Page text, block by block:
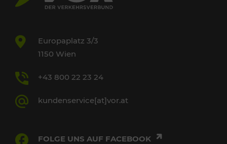
Europaplatz 3/3
1150 Wien
+43 800 22 23 24
kundenservice[at]vor.at
FOLGE UNS AUF FACEBOOK